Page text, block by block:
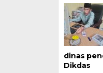
dinas
Dikdas